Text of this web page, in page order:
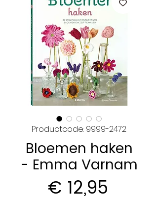
Productcode: 9999-2472
Bloemen haken
- Emma Varnam
€ 12,95